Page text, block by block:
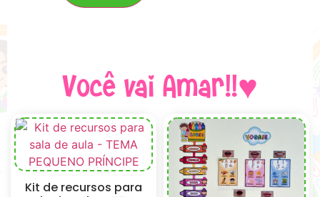
Você vai Amar!!♥
Kit de recursos para